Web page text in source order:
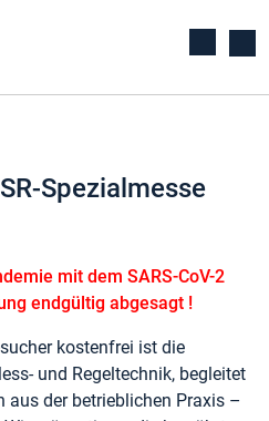
Spezialmesse
mit dem SARS-CoV-2
endgültig abgesagt !
kostenfrei ist die
und Regeltechnik, begleitet
aus der betrieblichen Praxis –